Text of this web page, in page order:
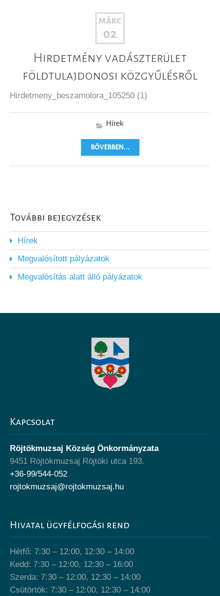
MÁRC
02
Hirdetmény vadászterület
földtulajdonosi közgyűlésről
Hirdetmeny_beszamolora_105250 (1)
Hírek
BŐVEBBEN...
További bejegyzések
Hírek
Megvalósított pályázatok
Megvalósítás alatt álló pályázatok
Kapcsolat
Röjtökmuzsaj Község Önkormányzata
9451 Röjtökmuzsaj Röjtöki utca 193.
+36-99/544-052
rojtokmuzsaj@rojtokmuzsaj.hu
Hivatal ügyfélfogási rend
Hétfő: 7:30 – 12:00, 12:30 – 14:00
Kedd: 7:30 – 12:00, 12:30 – 16:00
Szerda: 7:30 – 12:00, 12:30 – 14:00
Csütörtök: 7:30 – 12:00, 12:30 – 14:00